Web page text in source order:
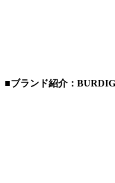
■ブランド紹介：